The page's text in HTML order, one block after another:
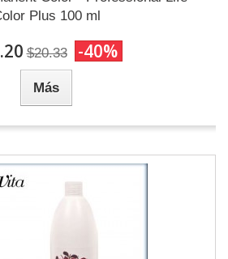
Plus 100 ml
$20.33 -40%
Más